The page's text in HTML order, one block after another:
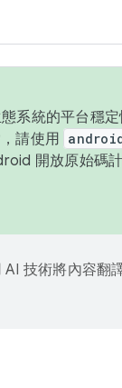
系統的平台穩
請使用
開放原始碼
技術將內容翻